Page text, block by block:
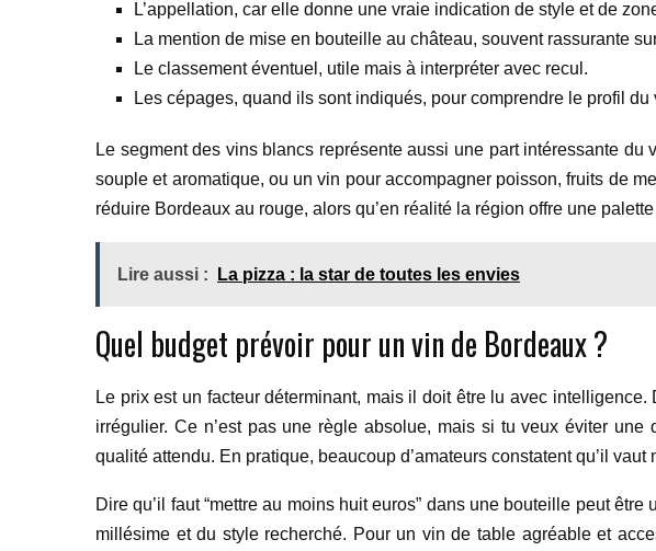
L’appellation, car elle donne une vraie indication de style et de
La mention de mise en bouteille au château, souvent rassurante
Le classement éventuel, utile mais à interpréter avec recul.
Les cépages, quand ils sont indiqués, pour comprendre le profil du
Le segment des vins blancs représente aussi une part intéressante
souple et aromatique, ou un vin pour accompagner poisson, fruits de
réduire Bordeaux au rouge, alors qu’en réalité la région offre une
Lire aussi : La pizza : la star de toutes les envies
Quel budget prévoir pour un vin de Bordeaux ?
Le prix est un facteur déterminant, mais il doit être lu avec
irrégulier. Ce n’est pas une règle absolue, mais si tu veux éviter
qualité attendu. En pratique, beaucoup d’amateurs constatent qu’il
Dire qu’il faut “mettre au moins huit euros” dans une bouteille peut
millésime et du style recherché. Pour un vin de table agréable et